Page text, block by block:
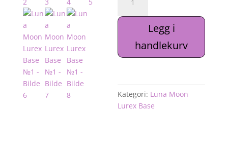
Moon
Lurex
antall
Legg i
handlekurv
Kategori: Luna Moon
Lurex Base